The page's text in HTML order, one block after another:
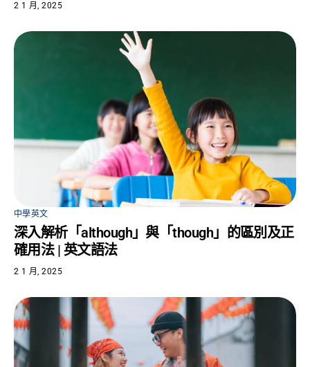
2 1 月, 2025
中學英文
深入解析「although」與「though」的區別及正
確用法 | 英文語法
2 1 月, 2025